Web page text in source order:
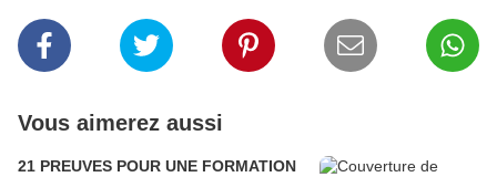
Vous aimerez aussi
21 PREUVES POUR UNE FORMATION